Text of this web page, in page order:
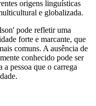
origens linguísticas
e globalizada.
pode refletir uma
forte e marcante, que
comuns. A ausência de
conhecido pode ser
pessoa que o carrega